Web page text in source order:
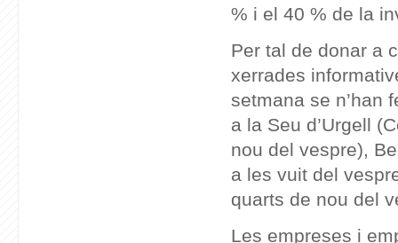
% i el 40 % de la
Per tal de donar a
xerrades
setmana se n’han
a la Seu d’Urgell
nou del vespre),
a les vuit del
quarts de nou del
Les empreses i